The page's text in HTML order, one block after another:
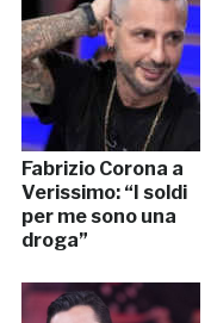
Fabrizio Corona a
Verissimo: “I soldi
per me sono una
droga”